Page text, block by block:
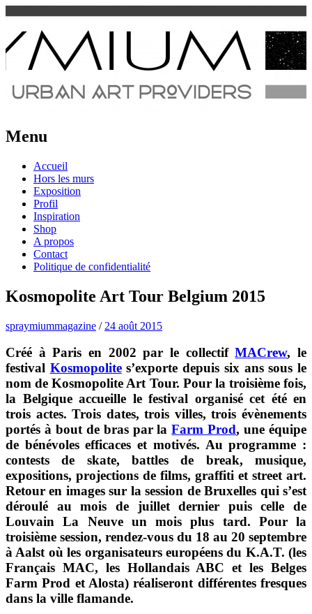
Spraymium Magazine
Urban Art Provider
Menu
Aller
contenu
Accueil
Hors les murs
Exposition
Profil
Inspiration
Shop
A propos
Contact
Politique de confidentialité
Kosmopolite Art Tour Belgium 2015
spraymiummagazine / 24 août 2015
Créé à Paris en 2002 par le collectifMACrew, le
festival Kosmopolites’exporte depuis six ans sous le
nom de Kosmopolite Art Tour. Pour la troisième fois,
la Belgique accueille le festival organisé cet été en
trois actes. Trois dates, trois villes, trois évènements
portés à bout de bras par laFarm Prod, une équipe
de bénévoles efficaces et motivés. Au programme :
contests de skate, battles de break, musique,
expositions, projections de films, graffiti et street art.
Retour en images sur la session de Bruxelles qui s’est
déroulé au mois de juillet dernier puis celle de
Louvain La Neuve un mois plus tard. Pour la
troisième session, rendez-vous du 18 au 20 septembre
à Aalst où les organisateurs européens du K.A.T. (les
Français MAC, les Hollandais ABC et les Belges
Farm Prod et Alosta) réaliseront différentes fresques
dans la ville flamande.